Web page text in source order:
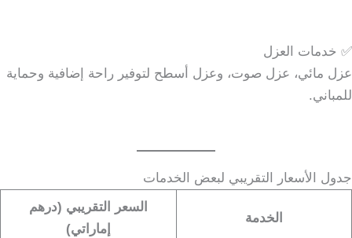
✅ خدمات العزل
عزل مائي، عزل صوت، وعزل أسطح لتوفير راحة إضافية وحماية
للمباني.
جدول الأسعار التقريبي لبعض الخدمات
الخدمة
السعر التقريبي (درهم
إماراتي)